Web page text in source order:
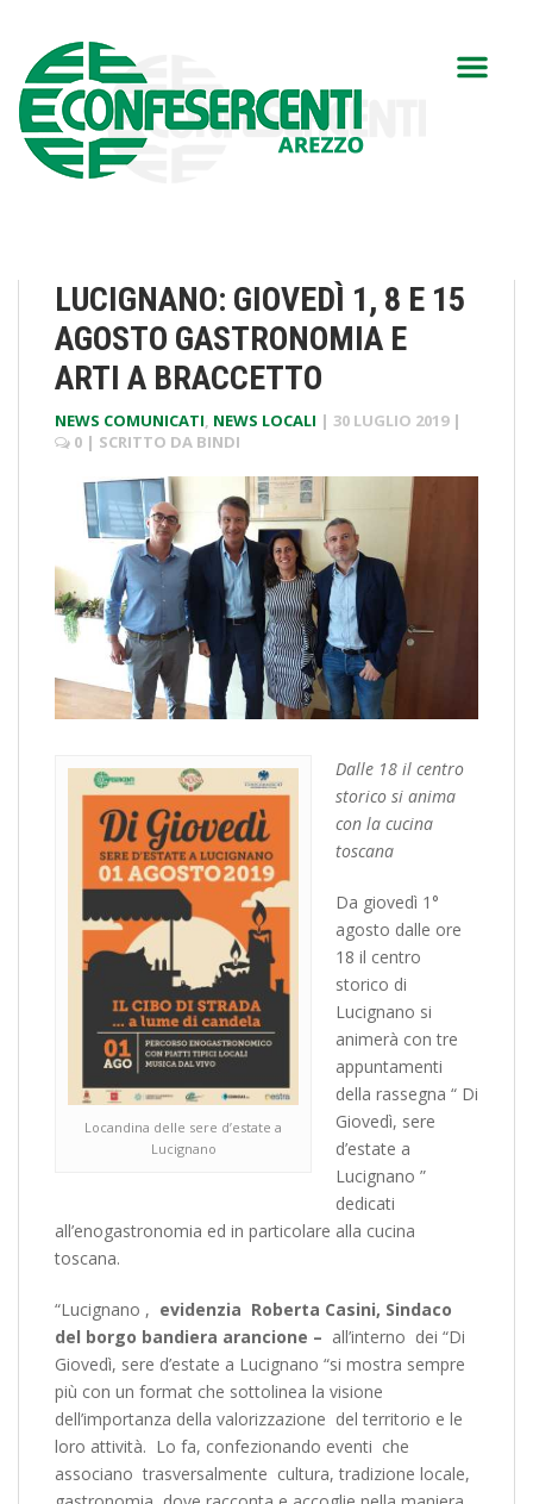
LUCIGNANO: GIOVEDÌ 1, 8 E 15
AGOSTO GASTRONOMIA E
ARTI A BRACCETTO
NEWS COMUNICATI, NEWS LOCALI | 30 LUGLIO 2019 |
0 | SCRITTO DA BINDI
Locandina delle sere d’estate a
Lucignano
Dalle 18 il centro
storico si anima
con la cucina
toscana
Da giovedì 1°
agosto dalle ore
18 il centro
storico di
Lucignano si
animerà con tre
appuntamenti
della rassegna “ Di
Giovedì, sere
d’estate a
Lucignano ”
dedicati
all’enogastronomia ed in particolare alla cucina
toscana.
“Lucignano , evidenzia Roberta Casini, Sindaco
del borgo bandiera arancione – all’interno dei “Di
Giovedì, sere d’estate a Lucignano “si mostra sempre
più con un format che sottolinea la visione
dell’importanza della valorizzazione del territorio e le
loro attività. Lo fa, confezionando eventi che
associano trasversalmente cultura, tradizione locale,